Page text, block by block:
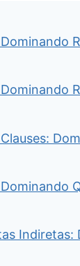
Indiretas: